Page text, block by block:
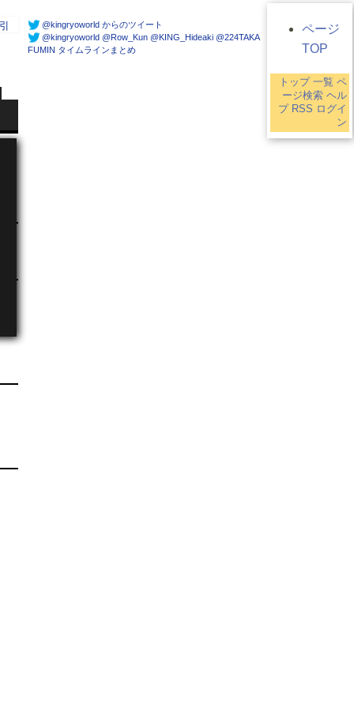
@kingryoworld からのツイート
@kingryoworld @Row_Kun @KING_Hideaki @224TAKA
FUMIN タイムラインまとめ
ページ
TOP
トップ 一覧 ペ
ージ検索 ヘル
プ RSS ログイ
ン